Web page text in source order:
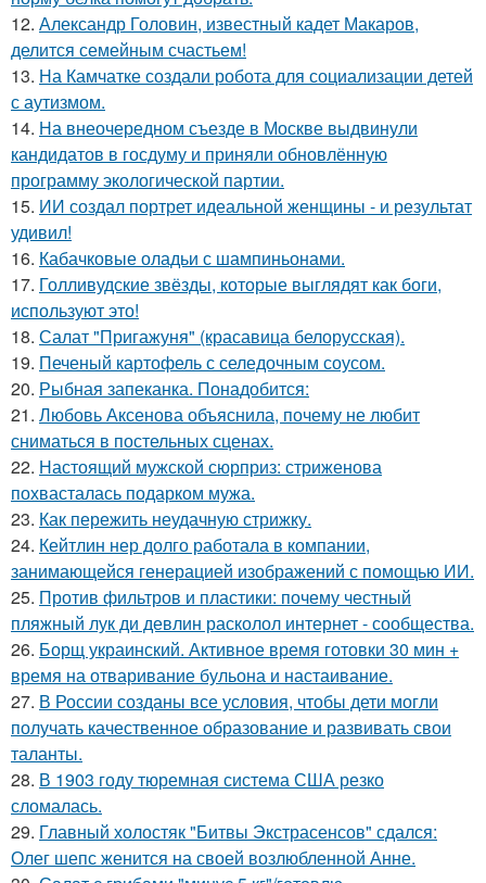
12. Александр Головин, известный кадет Макаров,
делится семейным счастьем!
13. На Камчатке создали робота для социализации детей
с аутизмом.
14. На внеочередном съезде в Москве выдвинули
кандидатов в госдуму и приняли обновлённую
программу экологической партии.
15. ИИ создал портрет идеальной женщины - и результат
удивил!
16. Кабачковые оладьи с шампиньонами.
17. Голливудские звёзды, которые выглядят как боги,
используют это!
18. Салат "Пригажуня" (красавица белорусская).
19. Печеный картофель с селедочным соусом.
20. Рыбная запеканка. Понадобится:
21. Любовь Аксенова объяснила, почему не любит
сниматься в постельных сценах.
22. Настоящий мужской сюрприз: стриженова
похвасталась подарком мужа.
23. Как пережить неудачную стрижку.
24. Кейтлин нер долго работала в компании,
занимающейся генерацией изображений с помощью ИИ.
25. Против фильтров и пластики: почему честный
пляжный лук ди девлин расколол интернет - сообщества.
26. Борщ украинский. Активное время готовки 30 мин +
время на отваривание бульона и настаивание.
27. В России созданы все условия, чтобы дети могли
получать качественное образование и развивать свои
таланты.
28. В 1903 году тюремная система США резко
сломалась.
29. Главный холостяк "Битвы Экстрасенсов" сдался:
Олег шепс женится на своей возлюбленной Анне.